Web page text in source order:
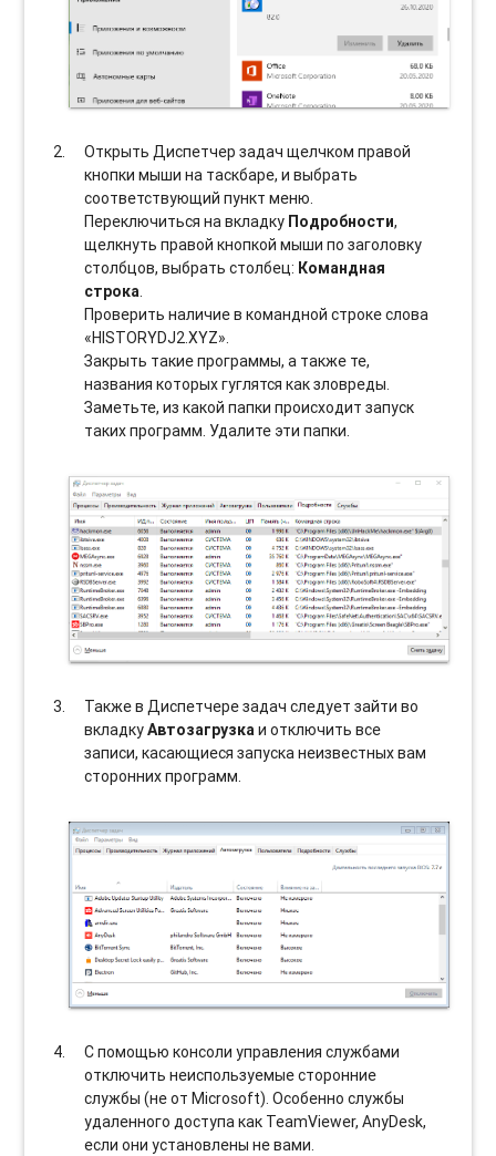
Открыть Диспетчер задач щелчком правой
кнопки мыши на таскбаре, и выбрать
соотвeтствующий пункт меню.
Переключиться на вкладку Подробности,
щелкнуть правой кнопкой мыши по заголовку
столбцов, выбрать столбец: Командная
строка.
Проверить наличие в командной строке слова
«HISTORYDJ2.XYZ».
Закрыть такие программы, а также те,
названия которых гуглятся как зловреды.
Заметьте, из какой папки происходит запуск
таких программ. Удалите эти папки.
Также в Диспетчере задач следует зайти во
вкладкуАвтозагрузкаи отключить все
записи, касающиеся запуска неизвестных вам
сторонних программ.
С помощью консоли управления службами
отключить неиспользуемые сторонние
службы (не от Microsoft). Особенно службы
удаленного доступа как TeamViewer, AnyDesk,
если они установлены не вами.